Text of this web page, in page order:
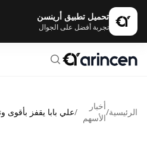
تحميل تطبيق أرينسن
تجربة أفضل على الجوال
الرئيسية/
أخبار
الأسهم
/